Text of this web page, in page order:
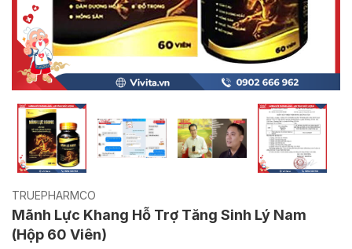
TRUEPHARMCO
Mãnh Lực Khang Hỗ Trợ Tăng Sinh Lý Nam
(Hộp 60 Viên)